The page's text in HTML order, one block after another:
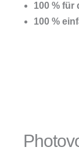
100 % für
100 %